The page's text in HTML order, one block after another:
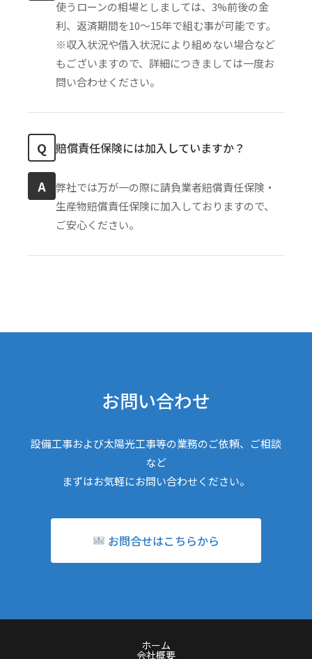
使うローンの相場としましては、3%前後の金
利、返済期間を10〜15年で組む事が可能です。
※収入状況や借入状況により組めない場合など
もございますので、詳細につきましては一度お
問い合わせください。
Q 賠償責任保険には加入していますか？
A
弊社では万が一の際に請負業者賠償責任保険・
生産物賠償責任保険に加入しておりますので、
ご安心ください。
お問い合わせ
設備工事および太陽光工事等の業務のご依頼、ご相談
など
まずはお気軽にお問い合わせください。
お問合せはこちらから
ホーム
会社概要